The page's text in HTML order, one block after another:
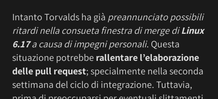
Intanto Torvalds ha già preannunciato possibili
ritardi nella consueta finestra di merge diLinux
6.17a causa di impegni personali. Questa
situazione potrebbe rallentare l’elaborazione
delle pull request; specialmente nella seconda
settimana del ciclo di integrazione. Tuttavia,